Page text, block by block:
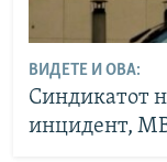
ВИДЕТЕ И ОВА:
Синдикатот
инцидент,